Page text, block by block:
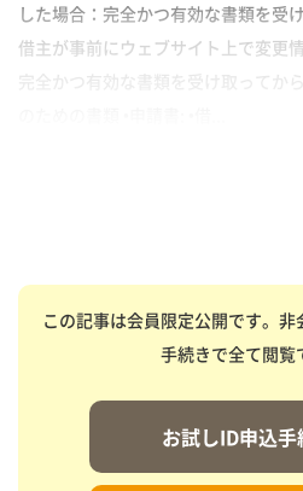
した場合：完全かつ有効な書類を受
借主が事前にウェブサイト上で変更
この記事は会員限定公開です。
手続きで全て閲覧
お試しID申込